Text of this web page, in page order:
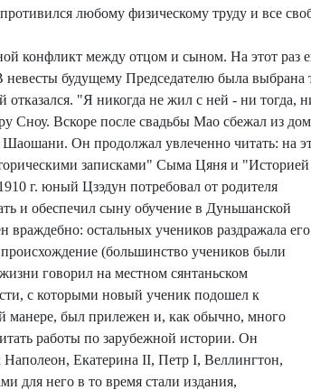
любому физическому труду и все
конфликт между отцом и сыном. На этот раз
будущему Председателю была выбрана
"Я никогда не жил с ней - ни тогда,
Сноу. Вскоре после свадьбы Мао сбежал из
Шаошани. Он продолжал увлеченно читать: на
записками" Сыма Цяня и
г. юный Цзэдун потребовал от родителя
и обеспечил сыну обучение в Дуньшанской
остальных учеников раздражала его
(большинство учеников были
говорил на местном сянтаньском
с которыми новый ученик подошел к
манере, был прилежен и, как обычно, много
работы по зарубежной истории. Он
Наполеон, Екатерина II, Петр I, Веллингтон,
для него в то время стали издания,